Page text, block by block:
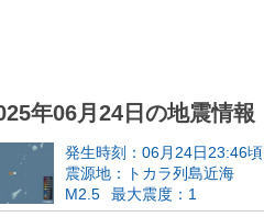
年06月24日の地震情報
発生時刻：06月24日23:46頃
震源地：トカラ列島近海
M2.5
最大震度：1